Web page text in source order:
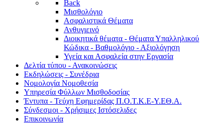
Back
Μισθολόγιο
Ασφαλιστικά Θέματα
Ανθυγιεινό
Διοικητικά θέματα - Θέματα Υπαλληλικού
Κώδικα - Βαθμολόγιο - Αξιολόγηση
Υγεία και Ασφαλεία στην Εργασία
Δελτία τύπου - Ανακοινώσεις
Εκδηλώσεις - Συνέδρια
Νομολογία Νομοθεσία
Υπηρεσία Φύλλων Μισθοδοσίας
Έντυπα - Τεύχη Εφημερίδας Π.Ο.Τ.Κ.Ε-Υ.ΕΘ.Α.
Σύνδεσμοι - Χρήσιμες Ιστόσελιδες
Επικοινωνία